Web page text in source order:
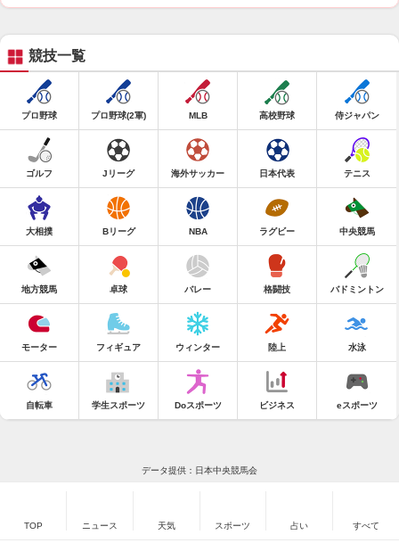
競技一覧
プロ野球 プロ野球(2軍) MLB 高校野球 侍ジャパン
ゴルフ Jリーグ 海外サッカー 日本代表 テニス
大相撲 Bリーグ NBA ラグビー 中央競馬
地方競馬 卓球 バレー 格闘技 バドミントン
モーター フィギュア ウィンター 陸上 水泳
自転車 学生スポーツ Doスポーツ ビジネス eスポーツ
データ提供：日本中央競馬会
TOP ニュース 天気 スポーツ 占い すべて